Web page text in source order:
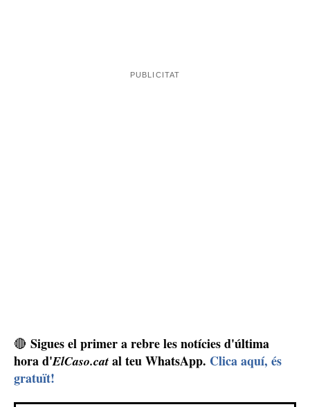
🔴 Sigues el primer a rebre les notícies d'última
hora d'ElCaso.cat al teu WhatsApp. Clica aquí, és
gratuït!